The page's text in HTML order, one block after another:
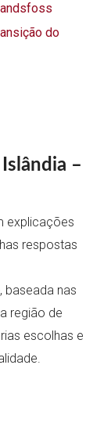
do
–
explicações
respostas
, baseada nas
região de
escolhas e